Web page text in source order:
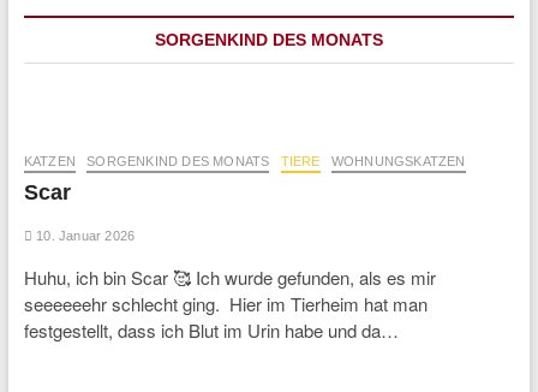
SORGENKIND DES MONATS
KATZEN SORGENKIND DES MONATS TIERE WOHNUNGSKATZEN
Scar
10. Januar 2026
Huhu, ich bin Scar 🥰 Ich wurde gefunden, als es mir
seeeeeehr schlecht ging. Hier im Tierheim hat man
festgestellt, dass ich Blut im Urin habe und da…